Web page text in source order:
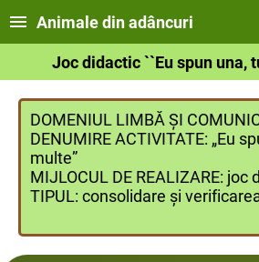
Animale din adâncuri
Joc didactic ``Eu spun una,
DOMENIUL LIMBĂ ȘI
DENUMIRE ACTIVITATE: „Eu
multe”
MIJLOCUL DE REALIZARE: joc
TIPUL: consolidare și